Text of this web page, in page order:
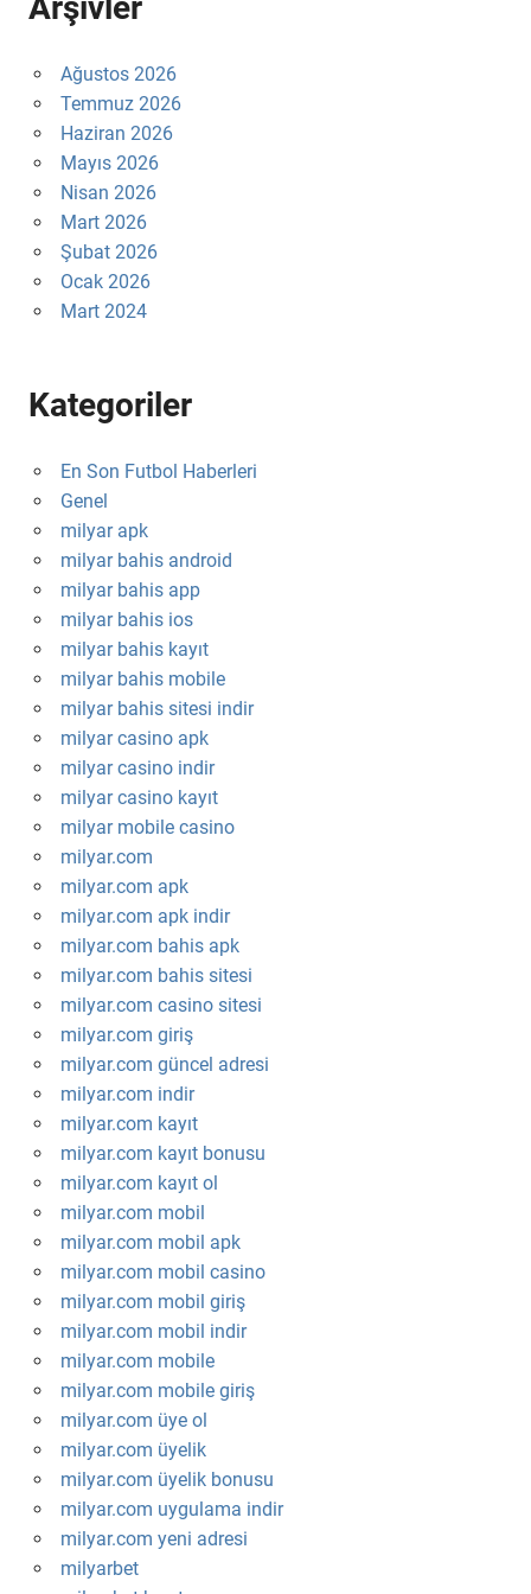
Ağustos 2026
Temmuz 2026
Haziran 2026
Mayıs 2026
Nisan 2026
Mart 2026
Şubat 2026
Ocak 2026
Mart 2024
Kategoriler
En Son Futbol Haberleri
Genel
milyar apk
milyar bahis android
milyar bahis app
milyar bahis ios
milyar bahis kayıt
milyar bahis mobile
milyar bahis sitesi indir
milyar casino apk
milyar casino indir
milyar casino kayıt
milyar mobile casino
milyar.com
milyar.com apk
milyar.com apk indir
milyar.com bahis apk
milyar.com bahis sitesi
milyar.com casino sitesi
milyar.com giriş
milyar.com güncel adresi
milyar.com indir
milyar.com kayıt
milyar.com kayıt bonusu
milyar.com kayıt ol
milyar.com mobil
milyar.com mobil apk
milyar.com mobil casino
milyar.com mobil giriş
milyar.com mobil indir
milyar.com mobile
milyar.com mobile giriş
milyar.com üye ol
milyar.com üyelik
milyar.com üyelik bonusu
milyar.com uygulama indir
milyar.com yeni adresi
milyarbet